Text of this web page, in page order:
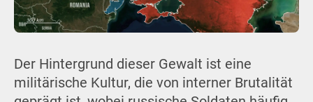
Der Hintergrund dieser Gewalt ist eine
militärische Kultur, die von interner Brutalität